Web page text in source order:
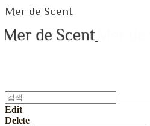
Mer de Scent
Edit
Delete